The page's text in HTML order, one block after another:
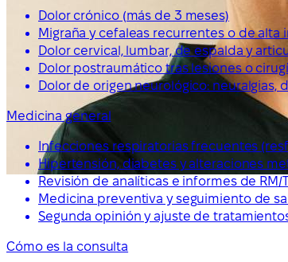
Dolor crónico (más de 3 meses)
Migraña y cefaleas recurrentes o de alta
Dolor cervical, lumbar, de espalda y
Dolor postraumático tras lesiones o
Dolor de origen neurológico: neuralgias,
Medicina general
Infecciones respiratorias frecuentes
Hipertensión, diabetes y alteraciones
Revisión de analíticas e informes de
Medicina preventiva y seguimiento de
Segunda opinión y ajuste de
Cómo es la consulta